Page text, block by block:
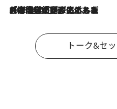
2026.8.3
「今後値上げがあるとすれば…」「リスクがあるのは今年の冬」エネルギー専門家が語る、ホルムズ海峡封鎖が家庭にもたらす“ある心配”
トーク&セ